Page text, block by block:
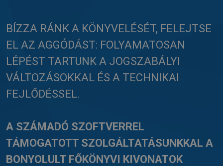
BÍZZA RÁNK A KÖNYVELÉSÉT, FELEJTSE
EL AZ AGGÓDÁST: FOLYAMATOSAN
LÉPÉST TARTUNK A JOGSZABÁLYI
VÁLTOZÁSOKKAL ÉS A TECHNIKAI
FEJLŐDÉSSEL.
A SZÁMADÓ SZOFTVERREL
TÁMOGATOTT SZOLGÁLTATÁSUNKKAL A
BONYOLULT FŐKÖNYVI KIVONATOK